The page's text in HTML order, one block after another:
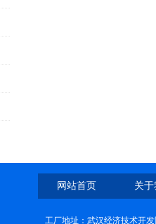
网站首页 关
工厂地址：武汉经济技术开